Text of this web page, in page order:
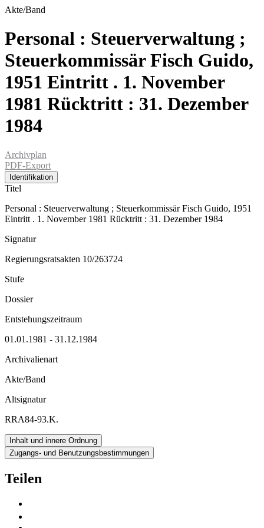
Akte/Band
Personal : Steuerverwaltung ;
Steuerkommissär Fisch Guido,
1951 Eintritt . 1. November
1981 Rücktritt : 31. Dezember
1984
Archivplan
PDF-Export
Identifikation
Titel
Personal : Steuerverwaltung ; Steuerkommissär Fisch Guido, 1951
Eintritt . 1. November 1981 Rücktritt : 31. Dezember 1984
Signatur
Regierungsratsakten 10/263724
Stufe
Dossier
Entstehungszeitraum
01.01.1981 - 31.12.1984
Archivalienart
Akte/Band
Altsignatur
RRA84-93.K.
Inhalt und innere Ordnung
Zugangs- und Benutzungsbestimmungen
Teilen